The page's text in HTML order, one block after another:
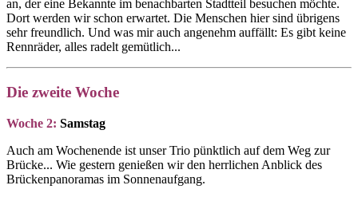
an, der eine Bekannte im benachbarten Stadtteil besuchen möchte.
Dort werden wir schon erwartet. Die Menschen hier sind übrigens
sehr freundlich. Und was mir auch angenehm auffällt: Es gibt keine
Rennräder, alles radelt gemütlich...
Die zweite Woche
Woche 2: Samstag
Auch am Wochenende ist unser Trio pünktlich auf dem Weg zur
Brücke... Wie gestern genießen wir den herrlichen Anblick des
Brückenpanoramas im Sonnenaufgang.